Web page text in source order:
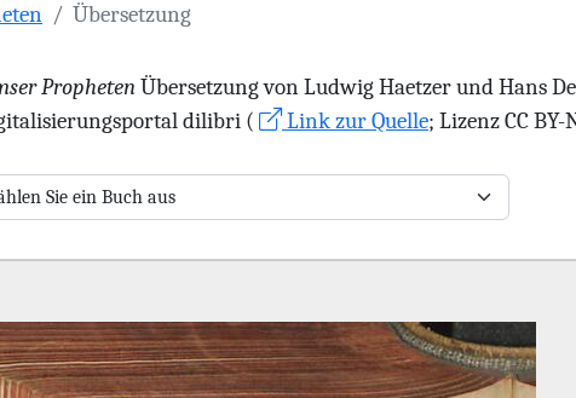
Übersetzung
ProphetenÜbersetzung von Ludwig Haetzer und Hans
dilibri (
Link zur Quelle; Lizenz CC BY-